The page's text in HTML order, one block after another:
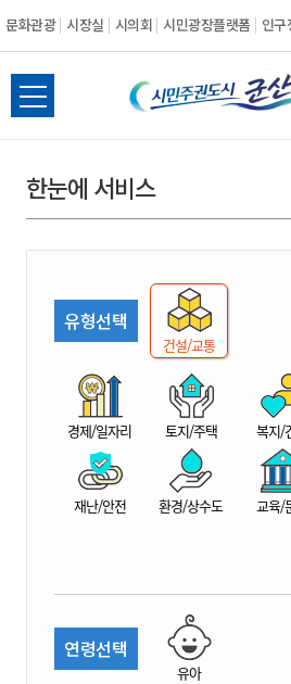
문화관광 시장실 시의회 시민광장플랫폼 인구
시
민
권
도
시
산
전
체
뉴
열
한눈에 서비스
유형선택
건설/교통
경제/일자리 토지/주택 복지/
재난/안전 환경/상수도 교육/
연령선택
유아